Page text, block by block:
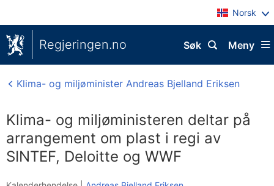
Norsk
Regjeringen.no Meny
Søk
Klima- og miljøminister Andreas Bjelland Eriksen
Klima- og miljøministeren deltar på
arrangement om plast i regi av
SINTEF, Deloitte og WWF